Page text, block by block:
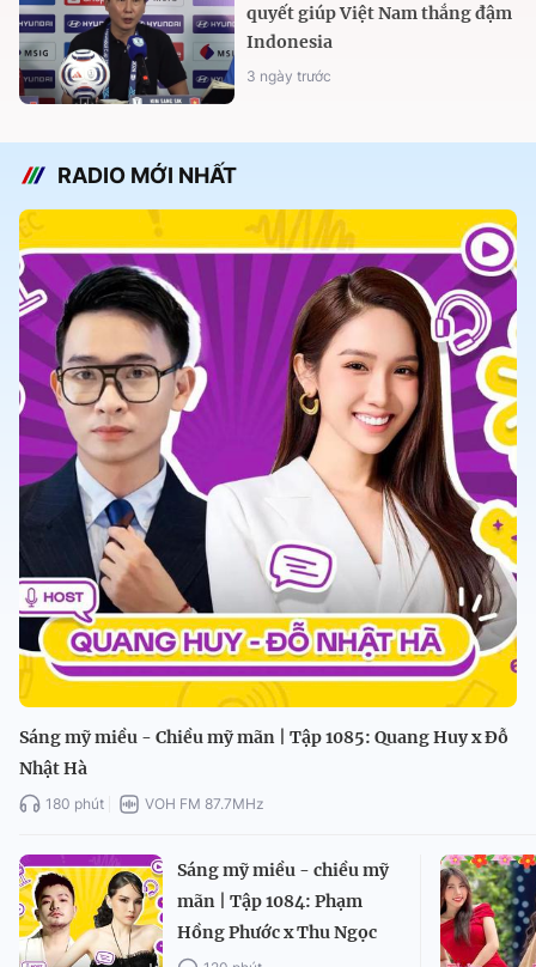
quyết giúp Việt Nam thắng đậm
Indonesia
3 ngày trước
RADIO MỚI NHẤT
Sáng mỹ miều - Chiều mỹ mãn | Tập 1085: Quang Huy x Đỗ
Nhật Hà
180 phút VOH FM 87.7MHz
Sáng mỹ miều - chiều mỹ
mãn | Tập 1084: Phạm
Hồng Phước x Thu Ngọc